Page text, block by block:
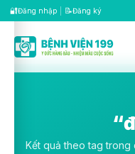
🔐Đăng nhập 📝Đăng ký
Kết quả theo tag trong